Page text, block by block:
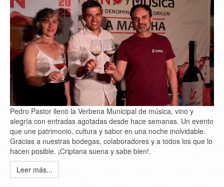
Pedro Pastor llenó la Verbena Municipal de música, vino y
alegría con entradas agotadas desde hace semanas. Un evento
que une patrimonio, cultura y sabor en una noche inolvidable.
Gracias a nuestras bodegas, colaboradores y a todos los que lo
hacen posible. ¡Criptana suena y sabe bien!.
Leer más...